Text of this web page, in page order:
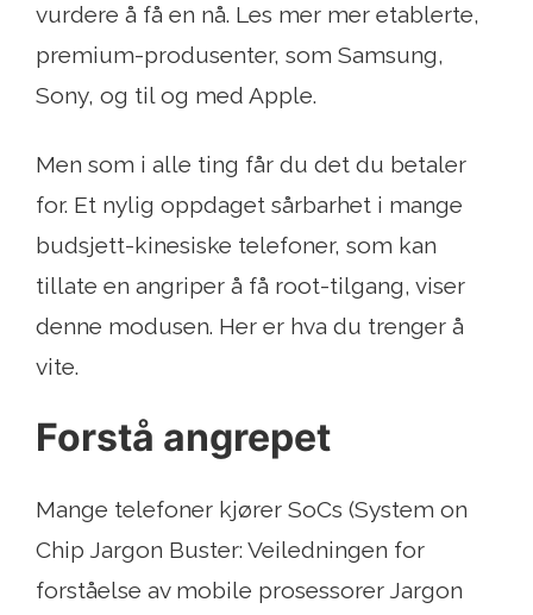
vurdere å få en nå. Les mer mer etablerte,
premium-produsenter, som Samsung,
Sony, og til og med Apple.
Men som i alle ting får du det du betaler
for. Et nylig oppdaget sårbarhet i mange
budsjett-kinesiske telefoner, som kan
tillate en angriper å få root-tilgang, viser
denne modusen. Her er hva du trenger å
vite.
Forstå angrepet
Mange telefoner kjører SoCs (System on
Chip Jargon Buster: Veiledningen for
forståelse av mobile prosessorer Jargon